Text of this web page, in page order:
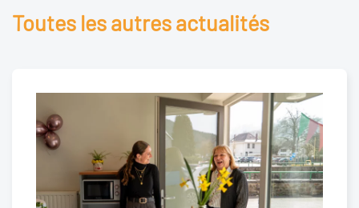
Toutes les autres actualités